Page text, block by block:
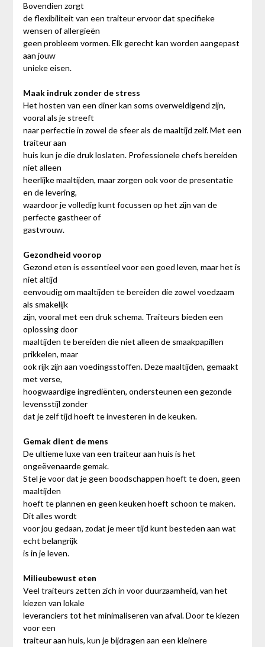
Bovendien zorgt
de flexibiliteit van een traiteur ervoor dat specifieke
wensen of allergieën
geen probleem vormen. Elk gerecht kan worden aangepast
aan jouw
unieke eisen.
Maak indruk zonder de stress
Het hosten van een diner kan soms overweldigend zijn,
vooral als je streeft
naar perfectie in zowel de sfeer als de maaltijd zelf. Met een
traiteur aan
huis kun je die druk loslaten. Professionele chefs bereiden
niet alleen
heerlijke maaltijden, maar zorgen ook voor de presentatie
en de levering,
waardoor je volledig kunt focussen op het zijn van de
perfecte gastheer of
gastvrouw.
Gezondheid voorop
Gezond eten is essentieel voor een goed leven, maar het is
niet altijd
eenvoudig om maaltijden te bereiden die zowel voedzaam
als smakelijk
zijn, vooral met een druk schema. Traiteurs bieden een
oplossing door
maaltijden te bereiden die niet alleen de smaakpapillen
prikkelen, maar
ook rijk zijn aan voedingsstoffen. Deze maaltijden, gemaakt
met verse,
hoogwaardige ingrediënten, ondersteunen een gezonde
levensstijl zonder
dat je zelf tijd hoeft te investeren in de keuken.
Gemak dient de mens
De ultieme luxe van een traiteur aan huis is het
ongeëvenaarde gemak.
Stel je voor dat je geen boodschappen hoeft te doen, geen
maaltijden
hoeft te plannen en geen keuken hoeft schoon te maken.
Dit alles wordt
voor jou gedaan, zodat je meer tijd kunt besteden aan wat
echt belangrijk
is in je leven.
Milieubewust eten
Veel traiteurs zetten zich in voor duurzaamheid, van het
kiezen van lokale
leveranciers tot het minimaliseren van afval. Door te kiezen
voor een
traiteur aan huis, kun je bijdragen aan een kleinere